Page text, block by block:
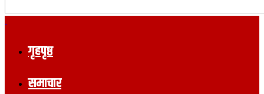
गृहपृष्ठ
समाचार